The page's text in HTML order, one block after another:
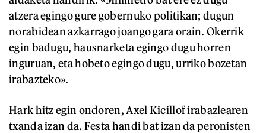
atzera egingo gure gobernuko politikan; dugun
norabidean azkarrago joango gara orain. Okerrik
egin badugu, hausnarketa egingo dugu horren
inguruan, eta hobeto egingo dugu, urriko bozetan
irabazteko».
Hark hitz egin ondoren, Axel Kicillof irabazlearen
txanda izan da. Festa handi bat izan da peronisten